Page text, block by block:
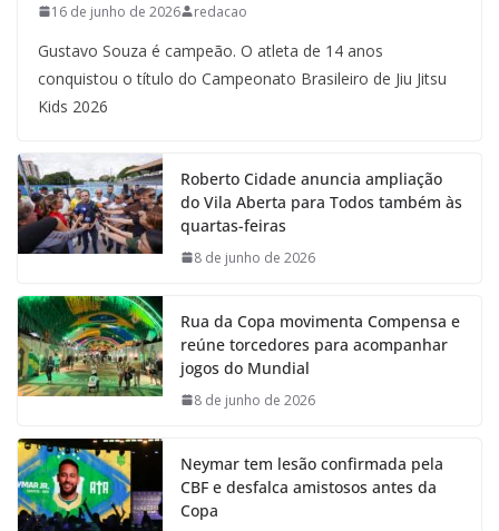
16 de junho de 2026 redacao
Gustavo Souza é campeão. O atleta de 14 anos
conquistou o título do Campeonato Brasileiro de Jiu Jitsu
Kids 2026
Roberto Cidade anuncia ampliação
do Vila Aberta para Todos também às
quartas-feiras
8 de junho de 2026
Rua da Copa movimenta Compensa e
reúne torcedores para acompanhar
jogos do Mundial
8 de junho de 2026
Neymar tem lesão confirmada pela
CBF e desfalca amistosos antes da
Copa